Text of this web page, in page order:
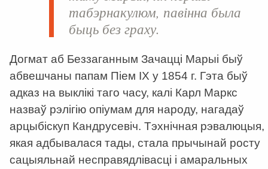
табэрнакулюм, павінна была
быць без граху.
Догмат аб Беззаганным Зачацці Марыі быў
абвешчаны папам Піем IX у 1854 г. Гэта быў
адказ на выклікі таго часу, калі Карл Маркс
назваў рэлігію опіумам для народу, нагадаў
арцыбіскуп Кандрусевіч. Тэхнічная рэвалюцыя,
якая адбывалася тады, стала прычынай росту
сацыяльнай несправядлівасці і амаральных